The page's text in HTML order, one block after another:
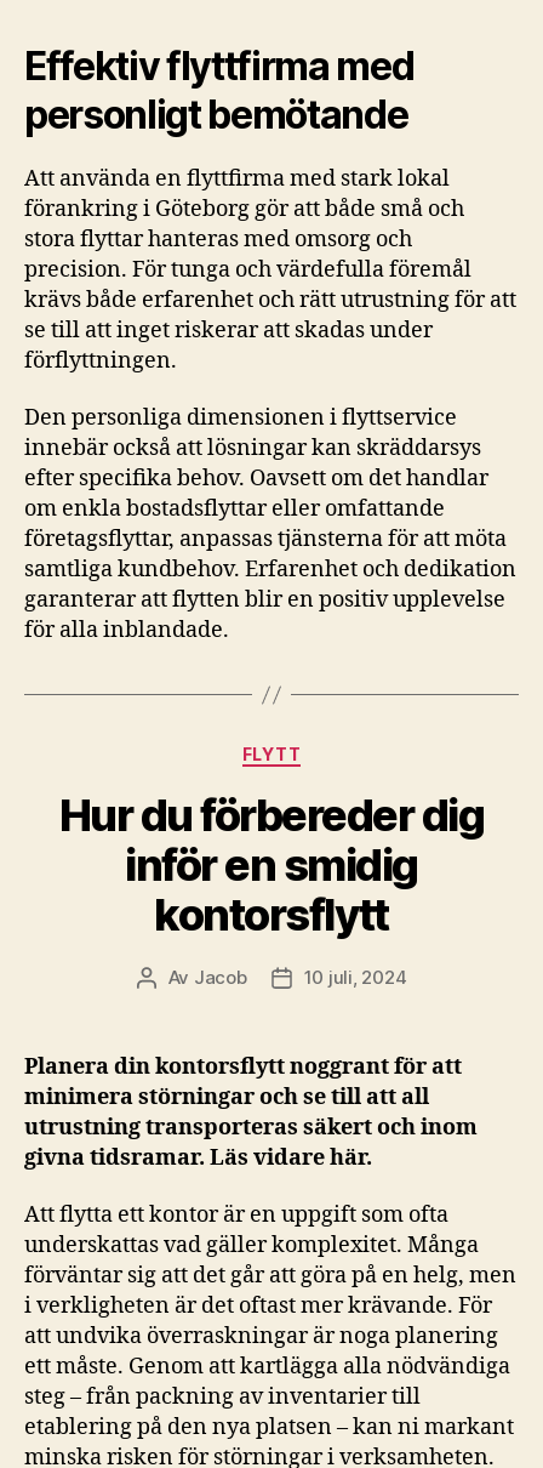
Effektiv flyttfirma med
personligt bemötande
Att använda en flyttfirma med stark lokal
förankring i Göteborg gör att både små och
stora flyttar hanteras med omsorg och
precision. För tunga och värdefulla föremål
krävs både erfarenhet och rätt utrustning för att
se till att inget riskerar att skadas under
förflyttningen.
Den personliga dimensionen i flyttservice
innebär också att lösningar kan skräddarsys
efter specifika behov. Oavsett om det handlar
om enkla bostadsflyttar eller omfattande
företagsflyttar, anpassas tjänsterna för att möta
samtliga kundbehov. Erfarenhet och dedikation
garanterar att flytten blir en positiv upplevelse
för alla inblandade.
Kategorier
FLYTT
Hur du förbereder dig
inför en smidig
kontorsflytt
Inläggsförfattare
Av Jacob Inläggsdatum
10 juli, 2024
Planera din kontorsflytt noggrant för att
minimera störningar och se till att all
utrustning transporteras säkert och inom
givna tidsramar. Läs vidare här.
Att flytta ett kontor är en uppgift som ofta
underskattas vad gäller komplexitet. Många
förväntar sig att det går att göra på en helg, men
i verkligheten är det oftast mer krävande. För
att undvika överraskningar är noga planering
ett måste. Genom att kartlägga alla nödvändiga
steg – från packning av inventarier till
etablering på den nya platsen – kan ni markant
minska risken för störningar i verksamheten.